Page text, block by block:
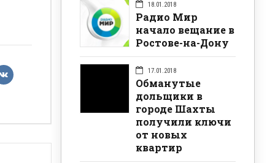
18.01.2018
Радио Мир
начало вещание в
Ростове-на-Дону
17.01.2018
Обманутые
дольщики в
городе Шахты
получили ключи
от новых
квартир